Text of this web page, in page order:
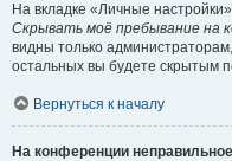
На вкладке «Личные
Скрывать моё пребывание на
видны только
остальных вы будете скрытым
Вернуться к началу
На конференции